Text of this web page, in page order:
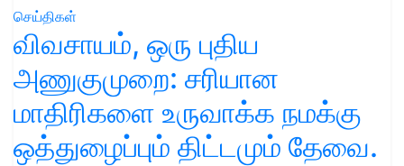
செய்திகள்
விவசாயம், ஒரு புதிய
அணுகுமுறை: சரியான
மாதிரிகளை உருவாக்க நமக்கு
ஒத்துழைப்பும் திட்டமும் தேவை.